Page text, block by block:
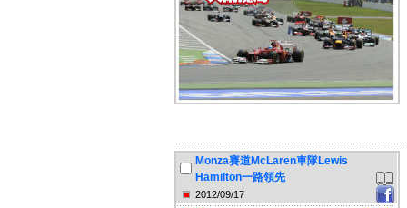
Monza賽道McLaren車隊Lewis
Hamilton一路領先
2012/09/17